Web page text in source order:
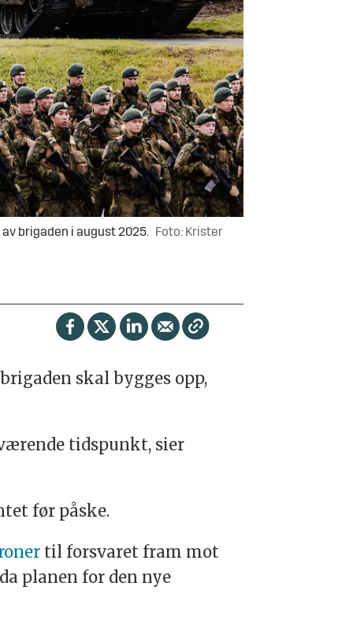
brigaden i august 2025. Foto: Krister
skal bygges opp,
tidspunkt, sier
før påske.
til forsvaret fram mot
planen for den nye